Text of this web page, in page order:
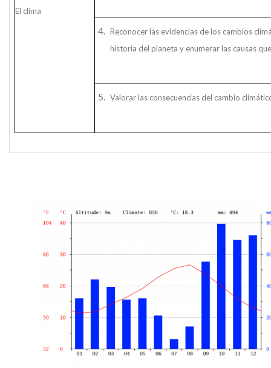
El clima
Reconocer las evidencias de los cambios
historia del planeta y enumerar las causas
Valorar las consecuencias del cambio